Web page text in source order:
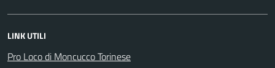
LINK UTILI
Pro Loco di Moncucco Torinese